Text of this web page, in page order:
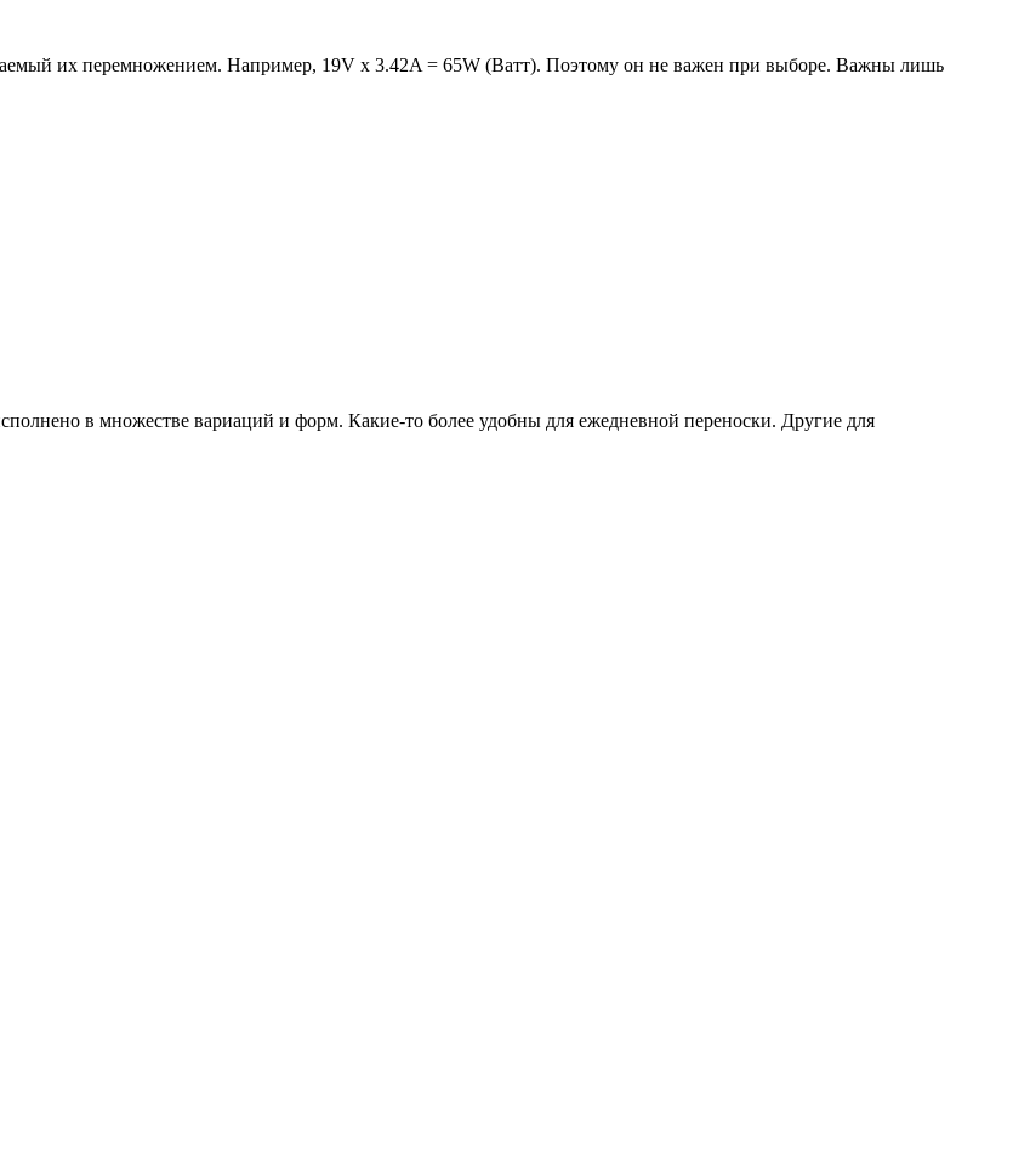
их перемножением. Например, 19V x 3.42A = 65W (Ватт). Поэтому он не важен при выборе. Важны лишь
в множестве вариаций и форм. Какие-то более удобны для ежедневной переноски. Другие для